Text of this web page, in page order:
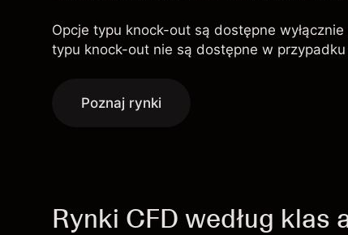
Opcje typu knock-out są dostępne
typu knock-out nie są dostępne w
Poznaj rynki
Rynki CFD według klas